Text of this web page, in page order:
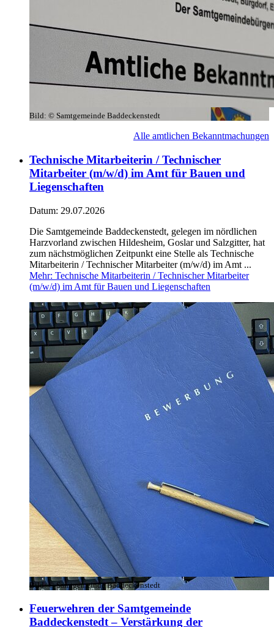
Bild: © Samtgemeinde Baddeckenstedt
Alle amtlichen Bekanntmachungen
Technische Mitarbeiterin / Technischer
Mitarbeiter (m/w/d) im Amt für Bauen und
Liegenschaften
Datum: 29.07.2026
Die Samtgemeinde Baddeckenstedt, gelegen im nördlichen
Harzvorland zwischen Hildesheim, Goslar und Salzgitter, hat
zum nächstmöglichen Zeitpunkt eine Stelle als Technische
Mitarbeiterin / Technischer Mitarbeiter (m/w/d) im Amt ...
Mehr: Technische Mitarbeiterin / Technischer Mitarbeiter
(m/w/d) im Amt für Bauen und Liegenschaften
Bild:© Samtgemeinde Baddeckenstedt
Feuerwehren der Samtgemeinde
Baddeckenstedt – Verstärkung der